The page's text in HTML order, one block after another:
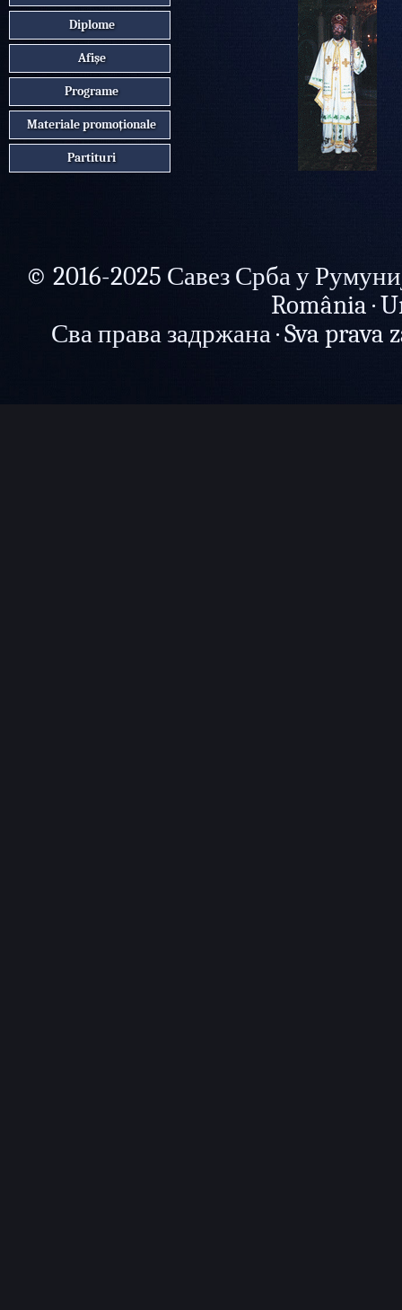
Diplome
Afișe
Programe
Materiale promoționale
Partituri
© 2016-2025 Савез Срба у
România ·
Сва права задржана · Sva